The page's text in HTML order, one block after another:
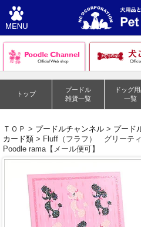
トップ
プードル
雑貨一覧
ドッグ
一覧
ＴＯＰ > プードルチャンネル > プード
カード類 > Fluff（フラフ） グリーテ
Poodle rama【メール便可】